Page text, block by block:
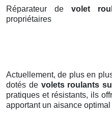
Réparateur de volet
propriétaires
Actuellement, de plus en
dotés de volets roulants
pratiques et résistants, ils
apportant un aisance optimal